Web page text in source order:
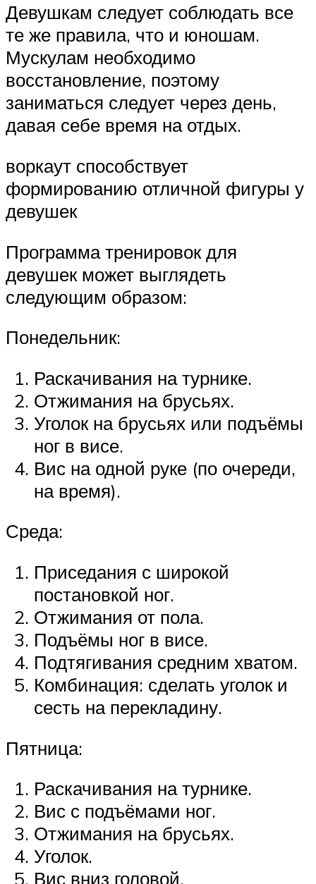
Девушкам следует соблюдать все
те же правила, что и юношам.
Мускулам необходимо
восстановление, поэтому
заниматься следует через день,
давая себе время на отдых.
воркаут способствует
формированию отличной фигуры у
девушек
Программа тренировок для
девушек может выглядеть
следующим образом:
Понедельник:
Раскачивания на турнике.
Отжимания на брусьях.
Уголок на брусьях или подъёмы
ног в висе.
Вис на одной руке (по очереди,
на время).
Среда:
Приседания с широкой
постановкой ног.
Отжимания от пола.
Подъёмы ног в висе.
Подтягивания средним хватом.
Комбинация: сделать уголок и
сесть на перекладину.
Пятница:
Раскачивания на турнике.
Вис с подъёмами ног.
Отжимания на брусьях.
Уголок.
Вис вниз головой.